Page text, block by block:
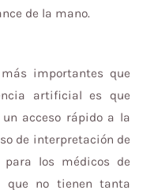
de la mano.
importantes que
artificial es que
acceso rápido a la
de interpretación de
para los médicos de
que no tienen tanta